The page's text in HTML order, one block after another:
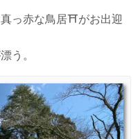
っ赤な鳥居⛩がお出迎
う。